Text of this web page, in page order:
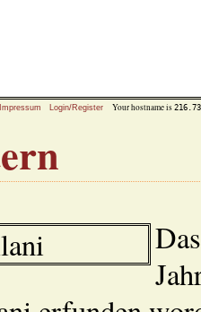
Impressum Login/Register Your hostname is